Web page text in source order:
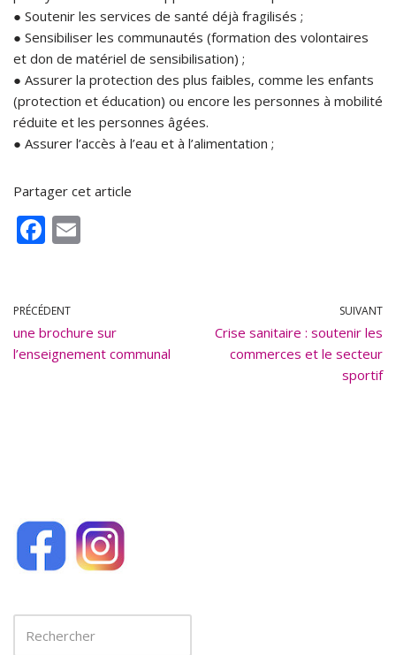
● Soutenir les services de santé déjà fragilisés ;
● Sensibiliser les communautés (formation des volontaires
et don de matériel de sensibilisation) ;
● Assurer la protection des plus faibles, comme les enfants
(protection et éducation) ou encore les personnes à mobilité
réduite et les personnes âgées.
● Assurer l’accès à l’eau et à l’alimentation ;
Partager cet article
F
b
o
o
PRÉCÉDENT
une brochure sur
l’enseignement communal
SUIVANT
Crise sanitaire : soutenir les
commerces et le secteur
sportif